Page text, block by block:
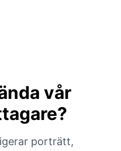
vår
porträtt,